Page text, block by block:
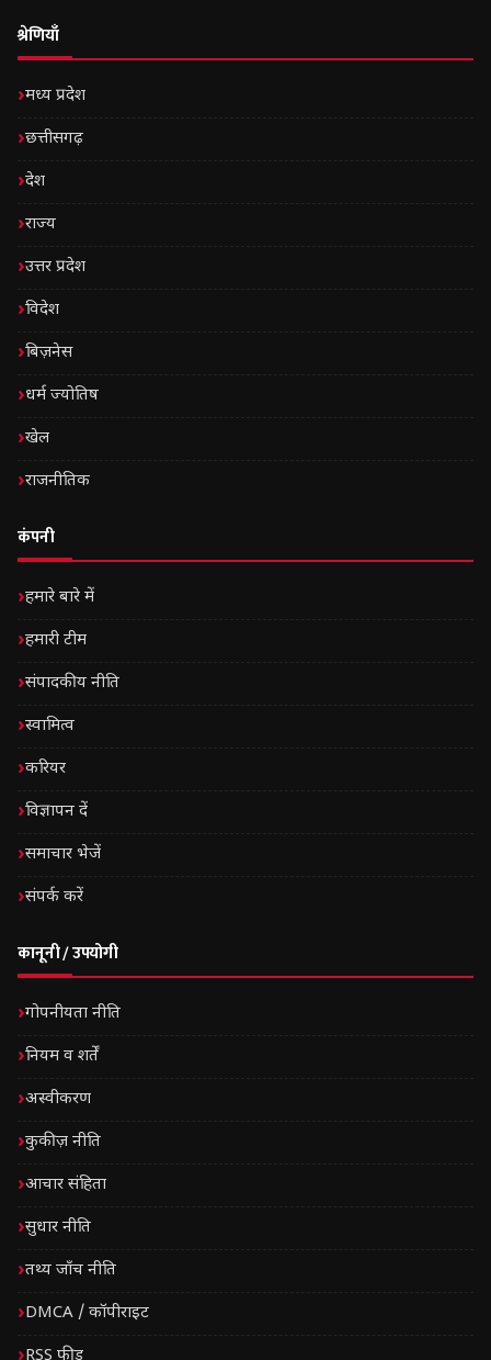
श्रेणियाँ
मध्य प्रदेश
छत्तीसगढ़
देश
राज्य
उत्तर प्रदेश
विदेश
बिज़नेस
धर्म ज्योतिष
खेल
राजनीतिक
कंपनी
हमारे बारे में
हमारी टीम
संपादकीय नीति
स्वामित्व
करियर
विज्ञापन दें
समाचार भेजें
संपर्क करें
कानूनी / उपयोगी
गोपनीयता नीति
नियम व शर्तें
अस्वीकरण
कुकीज़ नीति
आचार संहिता
सुधार नीति
तथ्य जाँच नीति
DMCA / कॉपीराइट